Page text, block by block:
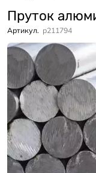
Пруток
Артикул. p211794